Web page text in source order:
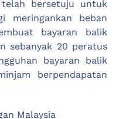
bersetuju untuk
meringankan beban
bayaran balik
sebanyak 20 peratus
bayaran balik
berpendapatan
Malaysia